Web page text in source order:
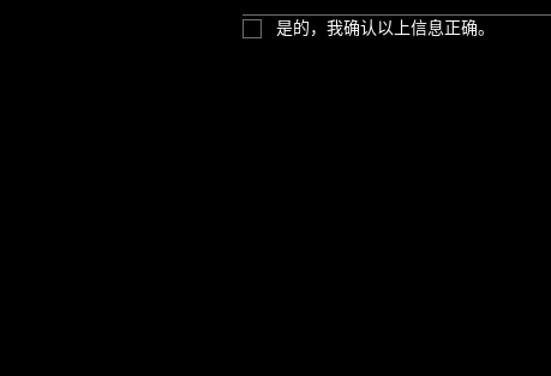
是的，我确认以上信息正确。